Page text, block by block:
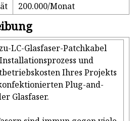
200.000/Monat
LC-Glasfaser-Patchkabel
und
Ihres Projekts
Plug-and-
Glasfaser.